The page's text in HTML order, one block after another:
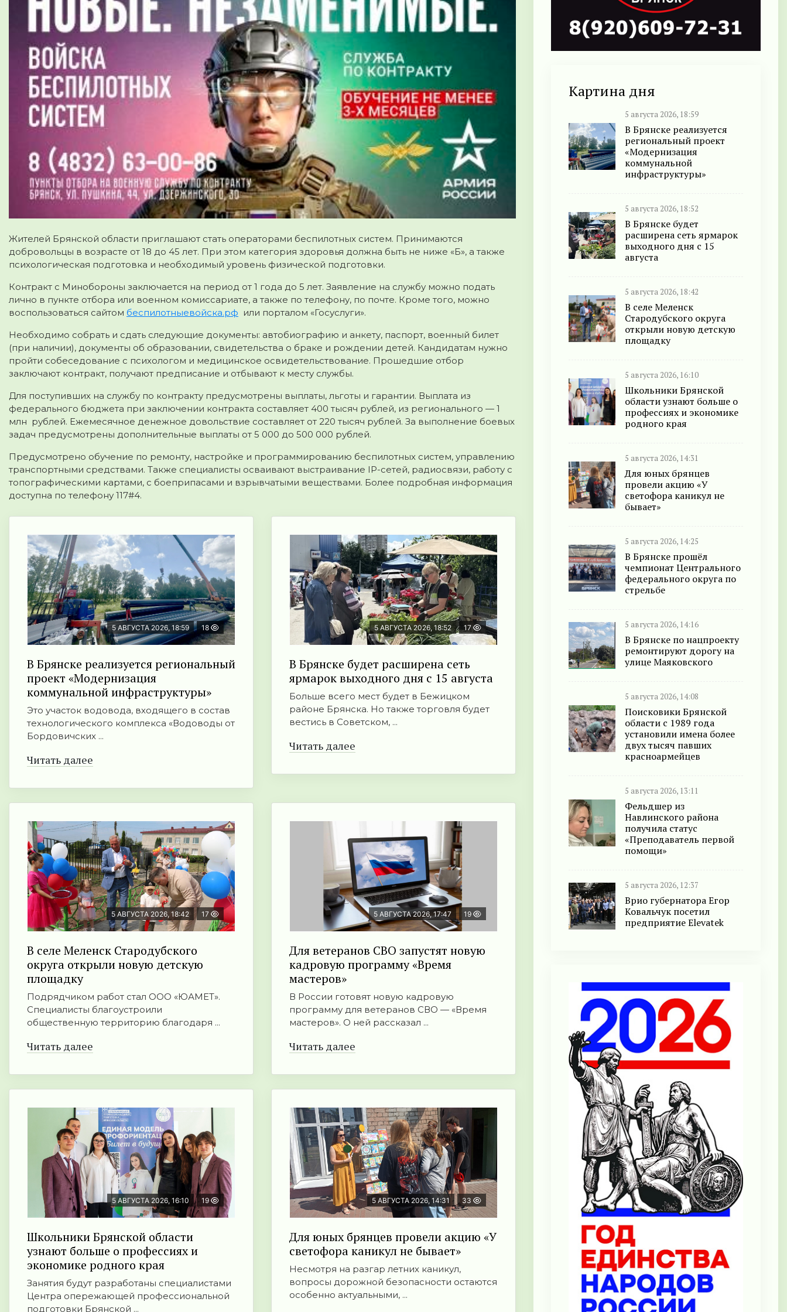
Жителей Брянской области приглашают стать операторами беспилотных систем. Принимаются
добровольцы в возрасте от 18 до 45 лет. При этом категория здоровья должна быть не ниже «Б», а также
психологическая подготовка и необходимый уровень физической подготовки.
Контракт с Минобороны заключается на период от 1 года до 5 лет. Заявление на службу можно подать
лично в пункте отбора или военном комиссариате, а также по телефону, по почте. Кроме того, можно
воспользоваться сайтом беспилотныевойска.рф или порталом «Госуслуги».
Необходимо собрать и сдать следующие документы: автобиографию и анкету, паспорт, военный билет
(при наличии), документы об образовании, свидетельства о браке и рождении детей. Кандидатам нужно
пройти собеседование с психологом и медицинское освидетельствование. Прошедшие отбор
заключают контракт, получают предписание и отбывают к месту службы.
Для поступивших на службу по контракту предусмотрены выплаты, льготы и гарантии. Выплата из
федерального бюджета при заключении контракта составляет 400 тысяч рублей, из регионального — 1
млн рублей. Ежемесячное денежное довольствие составляет от 220 тысяч рублей. За выполнение боевых
задач предусмотрены дополнительные выплаты от 5 000 до 500 000 рублей.
Предусмотрено обучение по ремонту, настройке и программированию беспилотных систем, управлению
транспортными средствами. Также специалисты осваивают выстраивание IP-сетей, радиосвязи, работу с
топографическими картами, с боеприпасами и взрывчатыми веществами. Более подробная информация
доступна по телефону 117#4.
5 АВГУСТА 2026, 18:59 18
В Брянске реализуется региональный
проект «Модернизация
коммунальной инфраструктуры»
Это участок водовода, входящего в состав
технологического комплекса «Водоводы от
Бордовичских ...
Читать далее
5 АВГУСТА 2026, 18:52 17
В Брянске будет расширена сеть
ярмарок выходного дня с 15 августа
Больше всего мест будет в Бежицком
районе Брянска. Но также торговля будет
вестись в Советском, ...
Читать далее
5 АВГУСТА 2026, 18:42 17
В селе Меленск Стародубского
округа открыли новую детскую
площадку
Подрядчиком работ стал ООО «ЮАМЕТ».
Специалисты благоустроили
общественную территорию благодаря ...
Читать далее
5 АВГУСТА 2026, 17:47 19
Для ветеранов СВО запустят новую
кадровую программу «Время
мастеров»
В России готовят новую кадровую
программу для ветеранов СВО — «Время
мастеров». О ней рассказал ...
Читать далее
5 АВГУСТА 2026, 16:10 19
Школьники Брянской области
узнают больше о профессиях и
экономике родного края
Занятия будут разработаны специалистами
Центра опережающей профессиональной
подготовки Брянской ...
5 АВГУСТА 2026, 14:31 33
Для юных брянцев провели акцию «У
светофора каникул не бывает»
Несмотря на разгар летних каникул,
вопросы дорожной безопасности остаются
особенно актуальными, ...
Картина дня
5 августа 2026, 18:59
В Брянске реализуется
региональный проект
«Модернизация
коммунальной
инфраструктуры»
5 августа 2026, 18:52
В Брянске будет
расширена сеть ярмарок
выходного дня с 15
августа
5 августа 2026, 18:42
В селе Меленск
Стародубского округа
открыли новую детскую
площадку
5 августа 2026, 16:10
Школьники Брянской
области узнают больше о
профессиях и экономике
родного края
5 августа 2026, 14:31
Для юных брянцев
провели акцию «У
светофора каникул не
бывает»
5 августа 2026, 14:25
В Брянске прошёл
чемпионат Центрального
федерального округа по
стрельбе
5 августа 2026, 14:16
В Брянске по нацпроекту
ремонтируют дорогу на
улице Маяковского
5 августа 2026, 14:08
Поисковики Брянской
области с 1989 года
установили имена более
двух тысяч павших
красноармейцев
5 августа 2026, 13:11
Фельдшер из
Навлинского района
получила статус
«Преподаватель первой
помощи»
5 августа 2026, 12:37
Врио губернатора Егор
Ковальчук посетил
предприятие Elevatek